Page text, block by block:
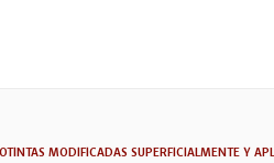
MODIFICADAS SUPERFICIALMENTE Y